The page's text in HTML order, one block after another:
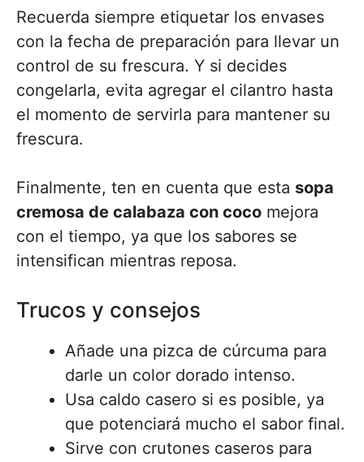
Recuerda siempre etiquetar los envases
con la fecha de preparación para llevar un
control de su frescura. Y si decides
congelarla, evita agregar el cilantro hasta
el momento de servirla para mantener su
frescura.
Finalmente, ten en cuenta que esta sopa
cremosa de calabaza con coco mejora
con el tiempo, ya que los sabores se
intensifican mientras reposa.
Trucos y consejos
Añade una pizca de cúrcuma para
darle un color dorado intenso.
Usa caldo casero si es posible, ya
que potenciará mucho el sabor final.
Sirve con crutones caseros para